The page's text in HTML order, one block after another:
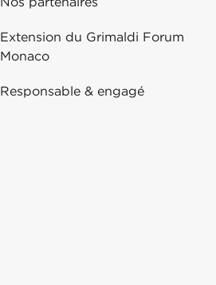
Extension du Grimaldi Forum
Monaco
Responsable & engagé